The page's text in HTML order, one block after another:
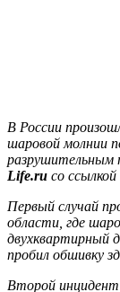
В России
шаровой молнии
разрушительным
Life.ru со
Первый случай
области, где
двухквартирный
пробил обшивку
Второй инцидент